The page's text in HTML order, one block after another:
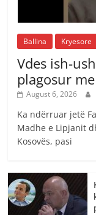
Ballina Kryesore
Vdes ish-
plagosur
August 6, 2026
Ka ndërruar jetë
Madhe e Lipjanit
Kosovës, pasi